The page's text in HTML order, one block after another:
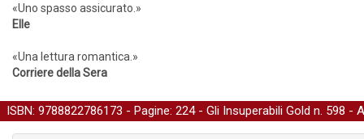
«Uno spasso assicurato.»
Elle
«Una lettura romantica.»
Corriere della Sera
ISBN: 9788822786173 - Pagine: 224 - Gli Insuperabili Gold n. 598 -